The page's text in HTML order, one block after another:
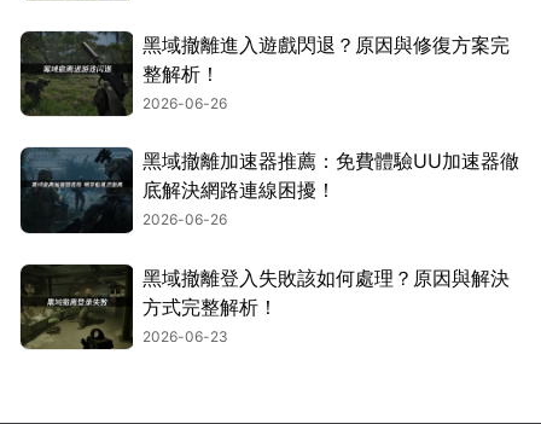
黑域撤離進入遊戲閃退？原因與修復方案完
整解析！
2026-06-26
黑域撤離加速器推薦：免費體驗UU加速器徹
底解決網路連線困擾！
2026-06-26
黑域撤離登入失敗該如何處理？原因與解決
方式完整解析！
2026-06-23